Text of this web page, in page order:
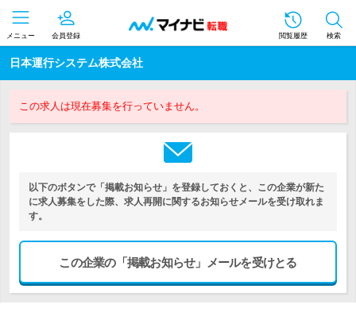
メニュー 会員登録 閲覧履歴 検索
日本運行システム株式会社
この求人は現在募集を行っていません。
以下のボタンで「掲載お知らせ」を登録しておくと、この企業が新た
に求人募集をした際、求人再開に関するお知らせメールを受け取れま
す。
この企業の「掲載お知らせ」メールを受けとる